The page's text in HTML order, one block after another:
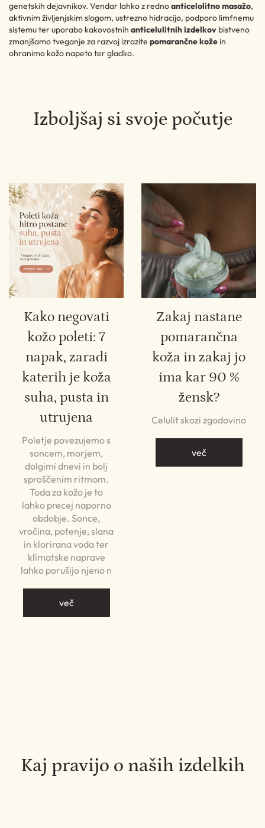
genetskih dejavnikov. Vendar lahko z rednoanticelolitno masažo,
aktivnim življenjskim slogom, ustrezno hidracijo, podporo limfnemu
sistemu ter uporabo kakovostnih anticelulitnih izdelkov bistveno
zmanjšamo tveganje za razvoj izrazite pomarančne kožein
ohranimo kožo napeto ter gladko.
Izboljšaj si svoje počutje
Kako negovati
kožo poleti: 7
napak, zaradi
katerih je koža
suha, pusta in
utrujena
Poletje povezujemo s
soncem, morjem,
dolgimi dnevi in bolj
sproščenim ritmom.
Toda za kožo je to
lahko precej naporno
obdobje. Sonce,
vročina, potenje, slana
in klorirana voda ter
klimatske naprave
lahko porušijo njeno n
več
Zakaj nastane
pomarančna
koža in zakaj jo
ima kar 90 %
žensk?
Celulit skozi zgodovino
več
Kaj pravijo o naših izdelkih